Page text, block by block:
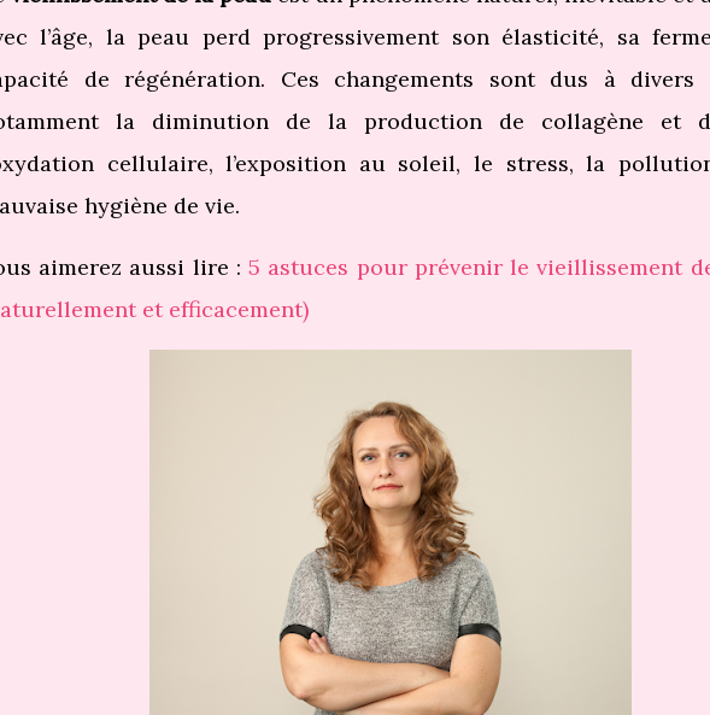
l’âge, la peau perd progressivement son élasticité, sa
de régénération. Ces changements sont dus à divers
la diminution de la production de collagène et
cellulaire, l’exposition au soleil, le stress, la
hygiène de vie.
aimerez aussi lire :5 astuces pour prévenir le vieillissement
et efficacement)